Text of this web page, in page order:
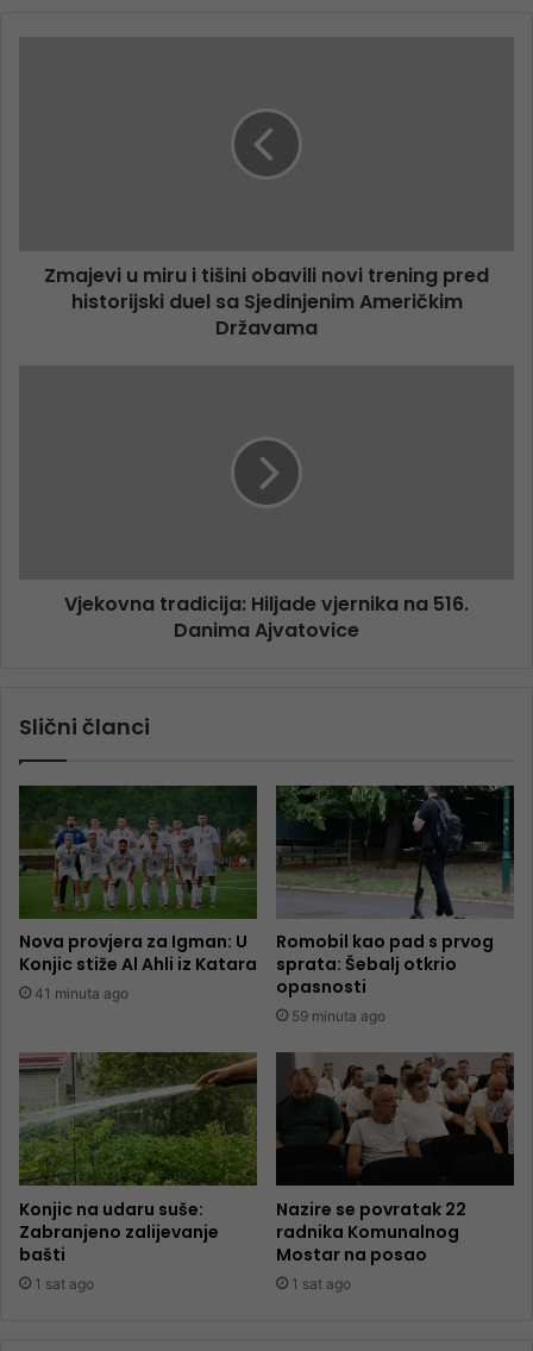
Zmajevi u miru i tišini obavili novi trening pred
historijski duel sa Sjedinjenim Američkim
Državama
Vjekovna tradicija: Hiljade vjernika na 516.
Danima Ajvatovice
Slični članci
Nova provjera za Igman: U
Konjic stiže Al Ahli iz Katara
41 minuta ago
Romobil kao pad s prvog
sprata: Šebalj otkrio
opasnosti
59 minuta ago
Konjic na udaru suše:
Zabranjeno zalijevanje
bašti
1 sat ago
Nazire se povratak 22
radnika Komunalnog
Mostar na posao
1 sat ago